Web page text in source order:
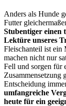
Anders als Hunde
Futter
Stubentiger einen
Lektüre unseres
Fleischanteil ist ein
machen nicht nur
Fell und sorgen für
Zusammensetzung
Entscheidung
umfangreiche
heute für ein